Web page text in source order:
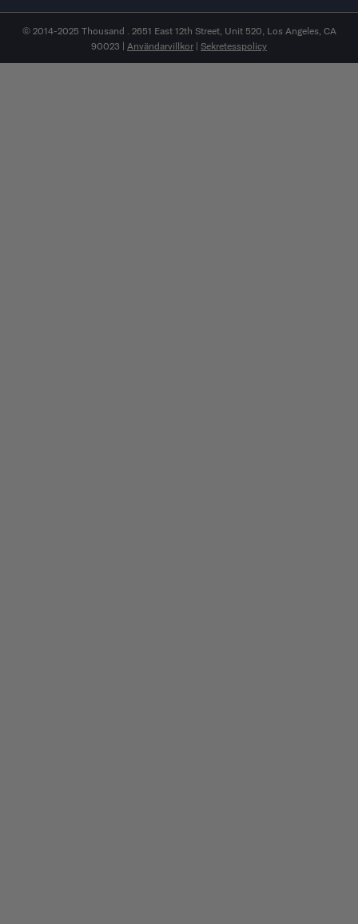
© 2014-2025 Thousand . 2651 East 12th Street, Unit 520, Los Angeles, CA
90023 | Användarvillkor | Sekretesspolicy